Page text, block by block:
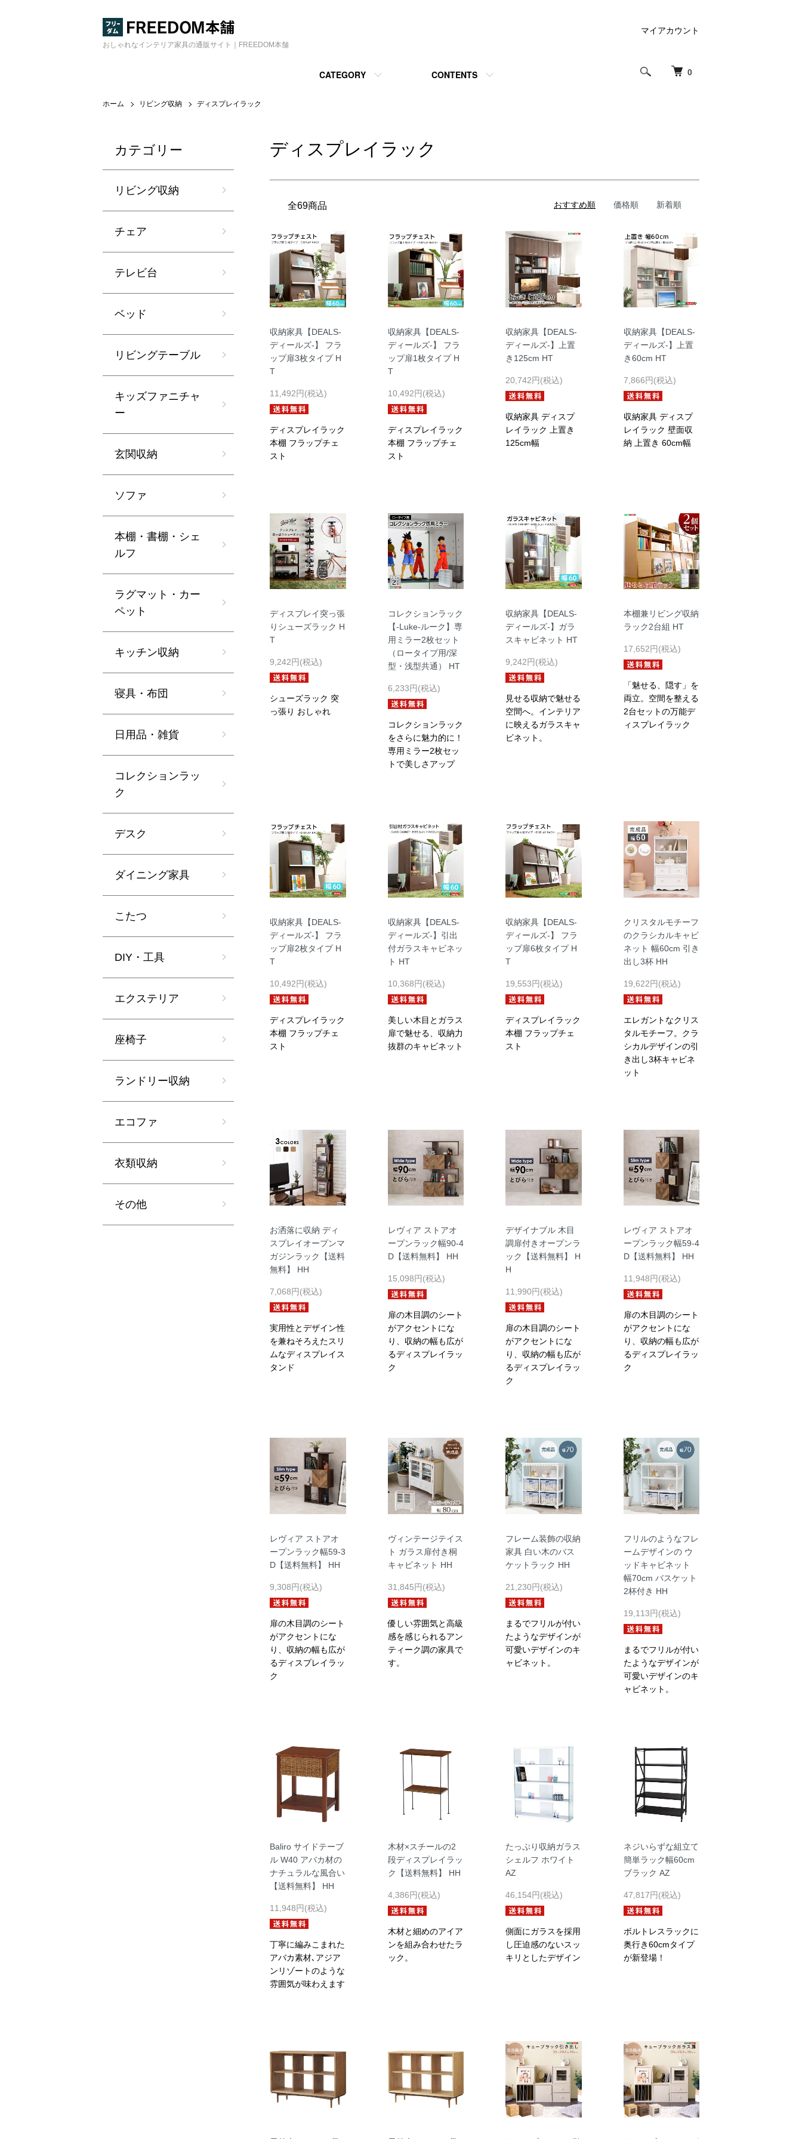
おしゃれなインテリア家具の通販サイト｜FREEDOM本舗
0
CATEGORY CONTENTS
マイアカウント
ホーム リビング収納 ディスプレイラック
ディスプレイラック
全69商品 おすすめ順 価格順 新着順
収納家具【DEALS-
ディールズ-】 フラ
ップ扉3枚タイプ H
T
11,492円(税込)
ディスプレイラック
本棚 フラップチェ
スト
収納家具【DEALS-
ディールズ-】 フラ
ップ扉1枚タイプ H
T
10,492円(税込)
ディスプレイラック
本棚 フラップチェ
スト
収納家具【DEALS-
ディールズ-】上置
き125cm HT
20,742円(税込)
収納家具 ディスプ
レイラック 上置き
125cm幅
収納家具【DEALS-
ディールズ-】上置
き60cm HT
7,866円(税込)
収納家具 ディスプ
レイラック 壁面収
納 上置き 60cm幅
ディスプレイ突っ張
りシューズラック H
T
9,242円(税込)
シューズラック 突
っ張り おしゃれ
コレクションラック
【-Luke-ルーク】専
用ミラー2枚セット
（ロータイプ用/深
型・浅型共通） HT
6,233円(税込)
コレクションラック
をさらに魅力的に！
専用ミラー2枚セッ
トで美しさアップ
収納家具【DEALS-
ディールズ-】ガラ
スキャビネット HT
9,242円(税込)
見せる収納で魅せる
空間へ。インテリア
に映えるガラスキャ
ビネット。
本棚兼リビング収納
ラック2台組 HT
17,652円(税込)
「魅せる、隠す」を
両立。空間を整える
2台セットの万能デ
ィスプレイラック
収納家具【DEALS-
ディールズ-】 フラ
ップ扉2枚タイプ H
T
10,492円(税込)
ディスプレイラック
本棚 フラップチェ
スト
収納家具【DEALS-
ディールズ-】引出
付ガラスキャビネッ
ト HT
10,368円(税込)
美しい木目とガラス
扉で魅せる、収納力
抜群のキャビネット
収納家具【DEALS-
ディールズ-】 フラ
ップ扉6枚タイプ H
T
19,553円(税込)
ディスプレイラック
本棚 フラップチェ
スト
クリスタルモチーフ
のクラシカルキャビ
ネット 幅60cm 引き
出し3杯 HH
19,622円(税込)
エレガントなクリス
タルモチーフ。クラ
シカルデザインの引
き出し3杯キャビネ
ット
お洒落に収納 ディ
スプレイオープンマ
ガジンラック【送料
無料】 HH
7,068円(税込)
実用性とデザイン性
を兼ねそろえたスリ
ムなディスプレイス
タンド
レヴィア ストアオ
ープンラック幅90-4
D【送料無料】 HH
15,098円(税込)
扉の木目調のシート
がアクセントにな
り、収納の幅も広が
るディスプレイラッ
ク
デザイナブル 木目
調扉付きオープンラ
ック【送料無料】 H
H
11,990円(税込)
扉の木目調のシート
がアクセントにな
り、収納の幅も広が
るディスプレイラッ
ク
レヴィア ストアオ
ープンラック幅59-4
D【送料無料】 HH
11,948円(税込)
扉の木目調のシート
がアクセントにな
り、収納の幅も広が
るディスプレイラッ
ク
レヴィア ストアオ
ープンラック幅59-3
D【送料無料】 HH
9,308円(税込)
扉の木目調のシート
がアクセントにな
り、収納の幅も広が
るディスプレイラッ
ク
ヴィンテージテイス
ト ガラス扉付き桐
キャビネット HH
31,845円(税込)
優しい雰囲気と高級
感を感じられるアン
ティーク調の家具で
す。
フレーム装飾の収納
家具 白い木のバス
ケットラック HH
21,230円(税込)
まるでフリルが付い
たようなデザインが
可愛いデザインのキ
ャビネット。
フリルのようなフレ
ームデザインの ウ
ッドキャビネット
幅70cm バスケット
2杯付き HH
19,113円(税込)
まるでフリルが付い
たようなデザインが
可愛いデザインのキ
ャビネット。
Baliro サイドテーブ
ル W40 アバカ材の
ナチュラルな風合い
【送料無料】 HH
11,948円(税込)
丁寧に編みこまれた
アバカ素材､アジア
ンリゾートのような
雰囲気が味わえます
木材×スチールの2
段ディスプレイラッ
ク【送料無料】 HH
4,386円(税込)
木材と細めのアイア
ンを組み合わせたラ
ック。
たっぷり収納ガラス
シェルフ ホワイト
AZ
46,154円(税込)
側面にガラスを採用
し圧迫感のないスッ
キリとしたデザイン
ネジいらずな組立て
簡単ラック幅60cm
ブラック AZ
47,817円(税込)
ボルトレスラックに
奥行き60cmタイプ
が新登場！
カテゴリー
リビング収納
チェア
テレビ台
ベッド
リビングテーブル
キッズファニチャ
ー
玄関収納
ソファ
本棚・書棚・シェ
ルフ
ラグマット・カー
ペット
キッチン収納
寝具・布団
日用品・雑貨
コレクションラッ
ク
デスク
ダイニング家具
こたつ
DIY・工具
エクステリア
座椅子
ランドリー収納
エコファ
衣類収納
その他